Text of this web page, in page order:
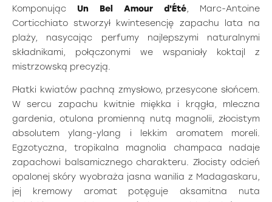
Komponując Un Bel Amour d'Été, Marc-Antoine
Corticchiato stworzył kwintesencję zapachu lata na
plaży, nasycając perfumy najlepszymi naturalnymi
składnikami, połączonymi we wspaniały koktajl z
mistrzowską precyzją.
Płatki kwiatów pachną zmysłowo, przesycone słońcem.
W sercu zapachu kwitnie miękka i krągła, mleczna
gardenia, otulona promienną nutą magnolii, złocistym
absolutem ylang-ylang i lekkim aromatem moreli.
Egzotyczna, tropikalna magnolia champaca nadaje
zapachowi balsamicznego charakteru. Złocisty odcień
opalonej skóry wyobraża jasna wanilia z Madagaskaru,
jej kremowy aromat potęguje aksamitna nuta